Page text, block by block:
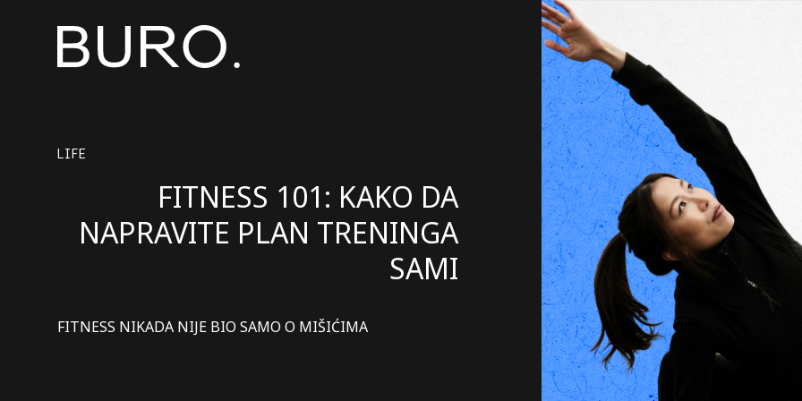
LIFE
FITNESS 101: KAKO DA
NAPRAVITE PLAN TRENINGA
SAMI
FITNESS NIKADA NIJE BIO SAMO O MIŠIĆIMA